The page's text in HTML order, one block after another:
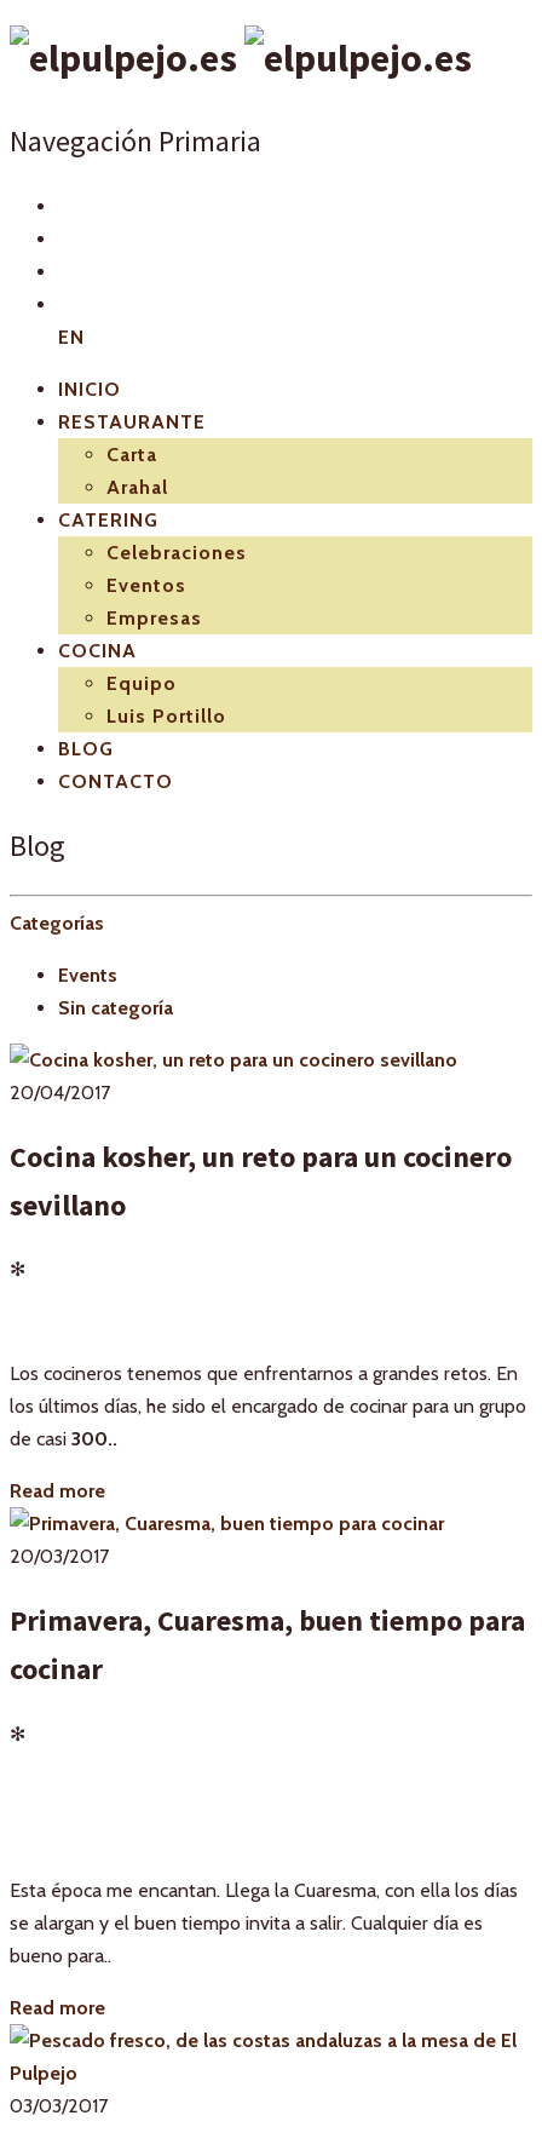
Navegación Primaria
EN
INICIO
RESTAURANTE
Carta
Arahal
CATERING
Celebraciones
Eventos
Empresas
COCINA
Equipo
Luis Portillo
BLOG
CONTACTO
Blog
Categorías
Events
Sin categoría
20/04/2017
Cocina kosher, un reto para un cocinero
sevillano
✻
Los cocineros tenemos que enfrentarnos a grandes retos. En
los últimos días, he sido el encargado de cocinar para un grupo
de casi 300..
Read more
20/03/2017
Primavera, Cuaresma, buen tiempo para
cocinar
✻
Esta época me encantan. Llega la Cuaresma, con ella los días
se alargan y el buen tiempo invita a salir. Cualquier día es
bueno para..
Read more
03/03/2017